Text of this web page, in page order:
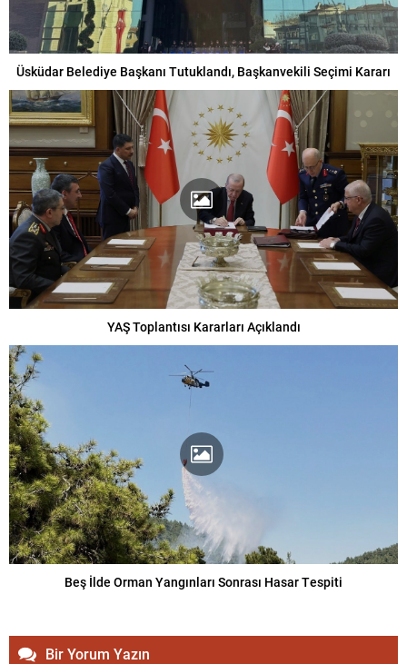
Üsküdar Belediye Başkanı Tutuklandı, Başkanvekili Seçimi Kararı
YAŞ Toplantısı Kararları Açıklandı
Beş İlde Orman Yangınları Sonrası Hasar Tespiti
Bir Yorum Yazın